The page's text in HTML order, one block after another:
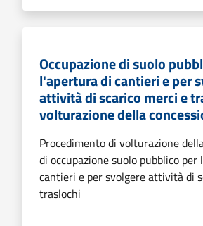
Occupazione di suolo
l'apertura di cantieri e per
attività di scarico merci e
volturazione della
Procedimento di volturazione
di occupazione suolo pubblico
cantieri e per svolgere attività di
traslochi